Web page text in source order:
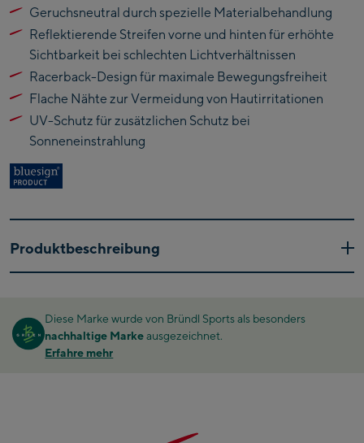
(Bergstation / Top
station)
Bikeworld Kaprun
Kaprun Outlet
Bike-Servicecenter
Kaprun
Zell Am See:
Schmittenhöhebahn
Talstation / Valley
Valley station
AreitXpress Talstation /
station
Saalfelden:
​Geruchsneutral durch spezielle Materialbehandlung
​Reflektierende Streifen vorne und hinten für erhöhte
Sichtbarkeit bei schlechten Lichtverhältnissen
​Racerback-Design für maximale Bewegungsfreiheit
​Flache Nähte zur Vermeidung von Hautirritationen
​UV-Schutz für zusätzlichen Schutz bei
Sonneneinstrahlung
Produktbeschreibung
Outdoor-Aktivitäten.
Diese Marke wurde von Bründl Sports als besonders
nachhaltige Markeausgezeichnet.
Erfahre mehr